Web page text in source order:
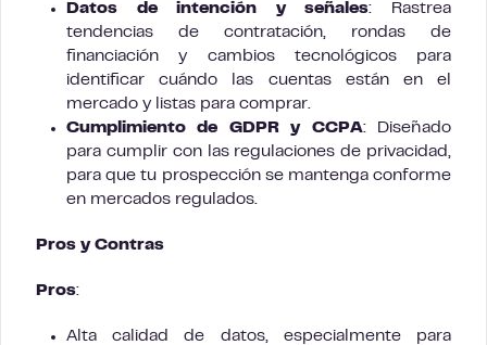
Datos de intención y señales: Rastrea
tendencias de contratación, rondas de
financiación y cambios tecnológicos para
identificar cuándo las cuentas están en el
mercado y listas para comprar.
Cumplimiento de GDPR y CCPA: Diseñado
para cumplir con las regulaciones de privacidad,
para que tu prospección se mantenga conforme
en mercados regulados.
Pros y Contras
Pros:
Alta calidad de datos, especialmente para